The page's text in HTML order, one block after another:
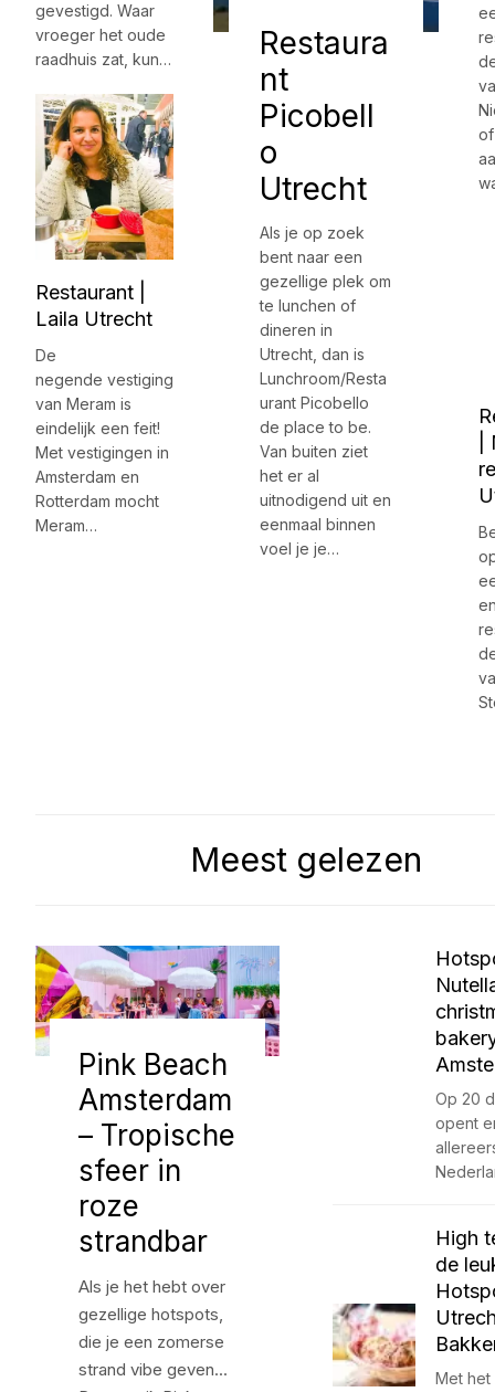
gevestigd. Waar
vroeger het oude
raadhuis zat, kun…
Restaurant |
Laila Utrecht
De
negende vestiging
van Meram is
eindelijk een feit!
Met vestigingen in
Amsterdam en
Rotterdam mocht
Meram…
Restaura
nt
Picobell
o
Utrecht
Als je op zoek
bent naar een
gezellige plek om
te lunchen of
dineren in
Utrecht, dan is
Lunchroom/Resta
urant Picobello
de place to be.
Van buiten ziet
het er al
uitnodigend uit en
eenmaal binnen
voel je je…
Meest gelezen
Pink Beach
Amsterdam
– Tropische
sfeer in
roze
strandbar
Als je het hebt over
gezellige hotspots,
die je een zomerse
strand vibe geven...
Op 20
opent
High
de
Met